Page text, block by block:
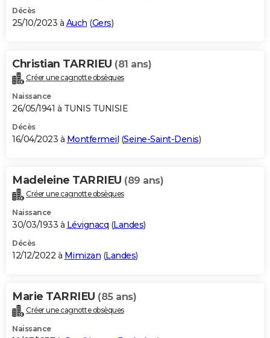
Décès
25/10/2023 à Auch (Gers)
Christian TARRIEU (81 ans)
Créer une cagnotte obsèques
Naissance
26/05/1941 à TUNIS TUNISIE
Décès
16/04/2023 à Montfermeil (Seine-Saint-Denis)
Madeleine TARRIEU (89 ans)
Créer une cagnotte obsèques
Naissance
30/03/1933 à Lévignacq (Landes)
Décès
12/12/2022 à Mimizan (Landes)
Marie TARRIEU (85 ans)
Créer une cagnotte obsèques
Naissance